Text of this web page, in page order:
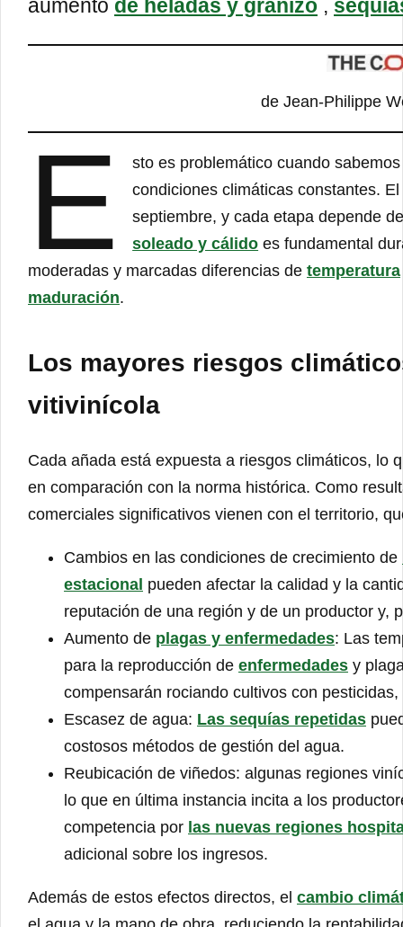
aumento de heladas y granizo ,
de Jean-Philippe
E
sto es problemático cuando
condiciones climáticas constantes.
septiembre, y cada etapa depende
soleado y cálido es fundamental
moderadas y marcadas diferencias de temperatura
maduración.
Los mayores riesgos
vitivinícola
Cada añada está expuesta a riesgos climáticos, lo
en comparación con la norma histórica. Como
comerciales significativos vienen con el territorio,
Cambios en las condiciones de crecimiento de
estacional pueden afectar la calidad y la
reputación de una región y de un productor y,
Aumento de plagas y enfermedades: Las
para la reproducción de enfermedades y
compensarán rociando cultivos con
Escasez de agua: Las sequías repetidas
costosos métodos de gestión del agua.
Reubicación de viñedos: algunas regiones
lo que en última instancia incita a los
competencia por las nuevas regiones
adicional sobre los ingresos.
Además de estos efectos directos, el cambio